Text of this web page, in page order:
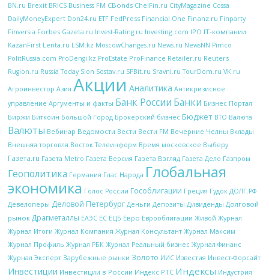
BN.ru Brexit BRICS Business FM CBonds ChelFin.ru CityMagazine Cossa
DailyMoneyExpert Don24.ru ETF FedPress Financial One Finanz.ru Finparty
Finversia Forbes Gazeta.ru Invest-Rating.ru Investing.com IPO IT-компании
KazanFirst Lenta.ru LSM.kz MoscowChanges.ru News.ru NewsNN Pimco
PolitRussia.com ProDengi.kz ProEstate ProFinance Retailer.ru Reuters
Rugion.ru Russia Today Slon Sostav.ru SPBit.ru Sravni.ru TourDom.ru VK.ru
Агроинвестор Азия Акции Аналитика Антикризисное
управление Аргументы и факты Банк России Банки Бизнес Портал
Биржи Биткоин Большой Город Брокерский бизнес Бюджет ВТО Валюта
Валюты Вебинар Ведомости Вести Вести FM Вечерние Челны Вклады
Внешняя торговля Восток Телеинформ Время московское Выберу
Газета.ru Газета Metro Газета Версия Газета Взгляд Газета Дело Газпром
Геополитика Германия Глас Народа Глобальная
экономика Голос России Гособлигации Греция Гудок ДОЛГ.РФ
Девелоперы Деловой Петербург Деньги Депозиты Дивиденды Долговой
рынок Драгметаллы ЕАЭС ЕС ЕЦБ Евро Еврооблигации Живой Журнал
Журнал Итоги Журнал Компания Журнал Консультант Журнал Максим
Журнал Профиль Журнал РБК Журнал Реальный бизнес Журнал Финанс
Журнал Эксперт Зарубежные рынки Золото ИИС Известия Инвест-Форсайт
Инвестиции Инвестиции в России Индекс РТС Индексы Индустрия